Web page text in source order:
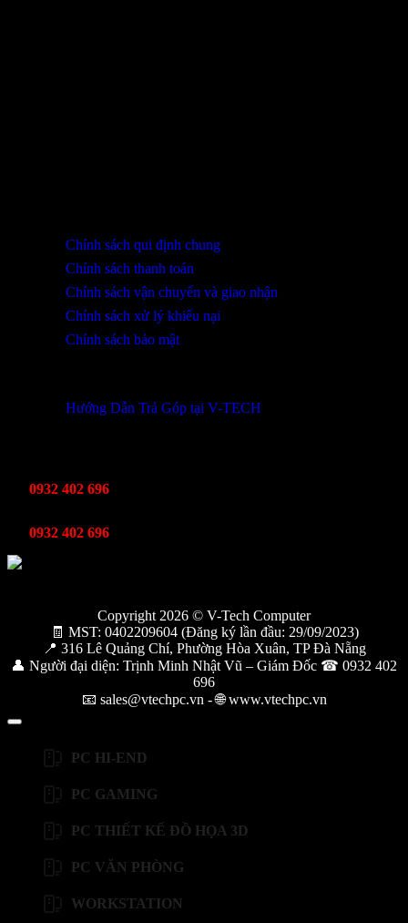
Chính sách qui định chung
Chính sách thanh toán
Chính sách vận chuyển và giao nhận
Chính sách xử lý khiếu nại
Chính sách bảo mật
Hướng Dẫn Trả Góp tại V-TECH
0932 402 696
0932 402 696
Copyright 2026 © V-Tech Computer
🧾 MST: 0402209604 (Đăng ký lần đầu: 29/09/2023)
📍 316 Lê Quảng Chí, Phường Hòa Xuân, TP Đà Nẵng
👤 Người đại diện: Trịnh Minh Nhật Vũ – Giám Đốc ☎ 0932 402
696
📧 sales@vtechpc.vn - 🌐 www.vtechpc.vn
PC HI-END
PC GAMING
PC THIẾT KẾ ĐỒ HỌA 3D
PC VĂN PHÒNG
WORKSTATION